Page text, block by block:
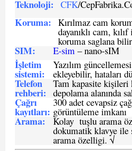
Teknoloji: CFK/
Koruma: Kırılmaz cam
dayanıklı cam,
koruma saglana
SIM: E-sim – nano-sIM
İşletim
sistemi:
Yazılım
ekleyebilir, hataları
Telefon
rehberi:
Tam kapasite kişileri
depolama alanında
Çağrı
kayıtları:
300 adet cevapsiz
görüntüleme imkanı
Arama: Kolay tuşlu arama
dokumatik klavye ile
arama özelligi. √